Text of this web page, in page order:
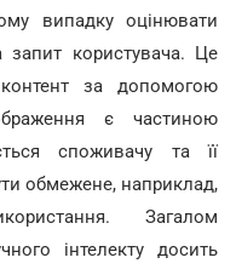
випадку оцінювати
запит користувача. Це
за допомогою
є частиною
споживачу та її
обмежене, наприклад,
Загалом
інтелекту досить